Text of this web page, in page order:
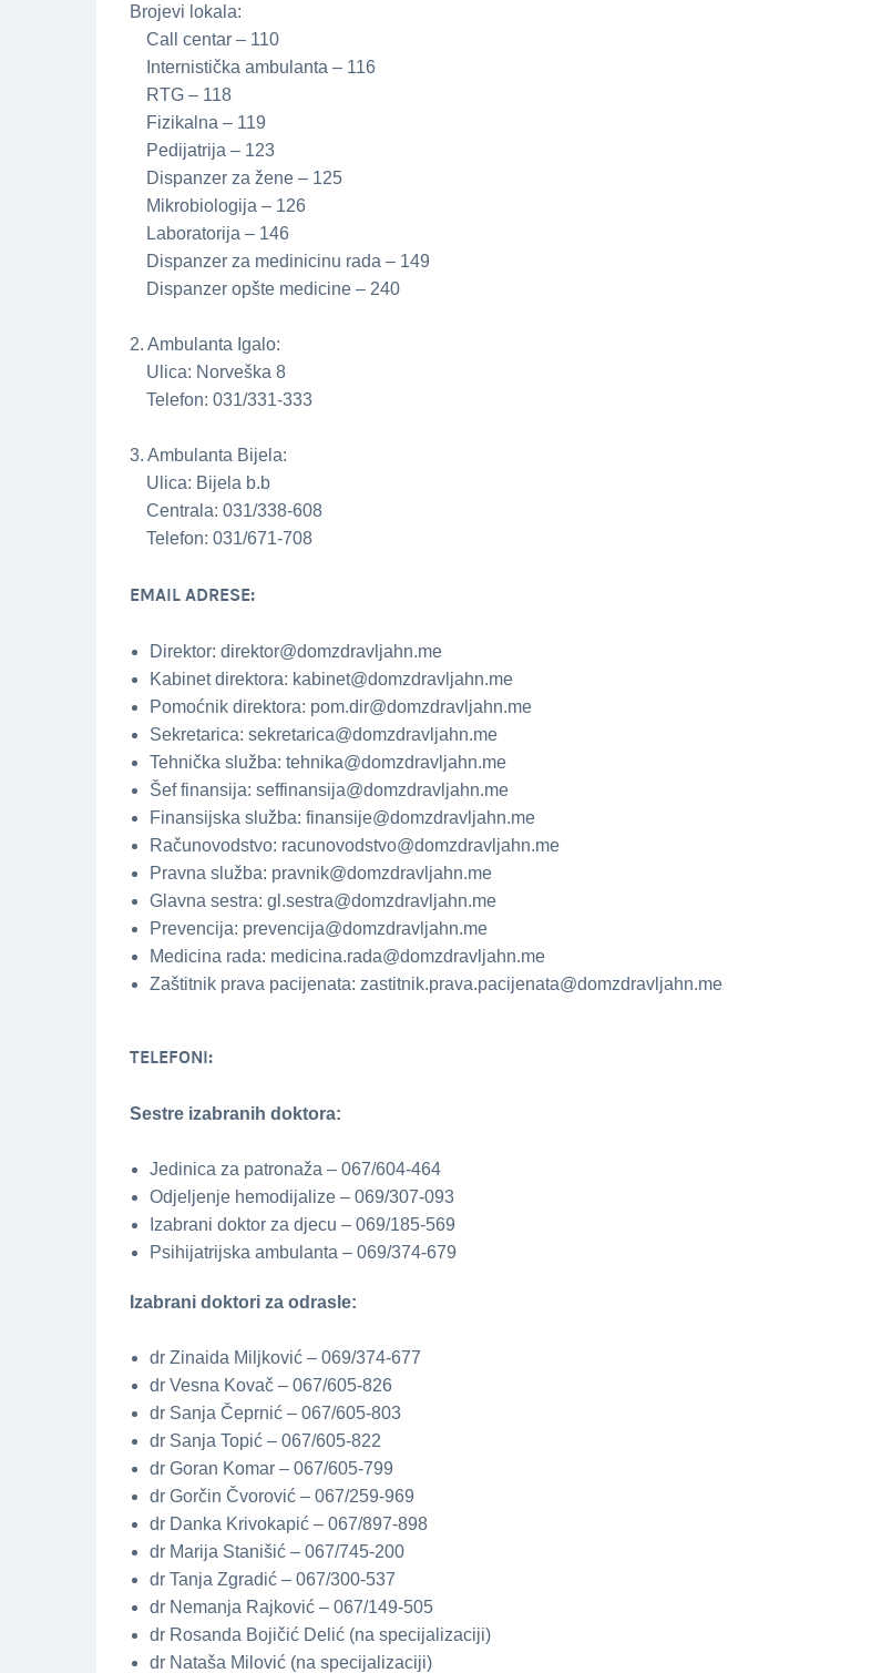
Brojevi lokala:
Call centar – 110
Internistička ambulanta – 116
RTG – 118
Fizikalna – 119
Pedijatrija – 123
Dispanzer za žene – 125
Mikrobiologija – 126
Laboratorija – 146
Dispanzer za medinicinu rada – 149
Dispanzer opšte medicine – 240
2. Ambulanta Igalo:
Ulica: Norveška 8
Telefon: 031/331-333
3. Ambulanta Bijela:
Ulica: Bijela b.b
Centrala: 031/338-608
Telefon: 031/671-708
EMAIL ADRESE:
Direktor: direktor@domzdravljahn.me
Kabinet direktora: kabinet@domzdravljahn.me
Pomoćnik direktora: pom.dir@domzdravljahn.me
Sekretarica: sekretarica@domzdravljahn.me
Tehnička služba: tehnika@domzdravljahn.me
Šef finansija: seffinansija@domzdravljahn.me
Finansijska služba: finansije@domzdravljahn.me
Računovodstvo: racunovodstvo@domzdravljahn.me
Pravna služba: pravnik@domzdravljahn.me
Glavna sestra: gl.sestra@domzdravljahn.me
Prevencija: prevencija@domzdravljahn.me
Medicina rada: medicina.rada@domzdravljahn.me
Zaštitnik prava pacijenata: zastitnik.prava.pacijenata@domzdravljahn.me
TELEFONI:
Sestre izabranih doktora:
Jedinica za patronaža – 067/604-464
Odjeljenje hemodijalize – 069/307-093
Izabrani doktor za djecu – 069/185-569
Psihijatrijska ambulanta – 069/374-679
Izabrani doktori za odrasle:
dr Zinaida Miljković – 069/374-677
dr Vesna Kovač – 067/605-826
dr Sanja Čeprnić – 067/605-803
dr Sanja Topić – 067/605-822
dr Goran Komar – 067/605-799
dr Gorčin Čvorović – 067/259-969
dr Danka Krivokapić – 067/897-898
dr Marija Stanišić – 067/745-200
dr Tanja Zgradić – 067/300-537
dr Nemanja Rajković – 067/149-505
dr Rosanda Bojičić Delić (na specijalizaciji)
dr Nataša Milović (na specijalizaciji)